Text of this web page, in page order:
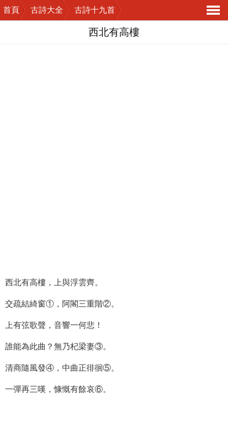
首頁 古詩大全
古詩十九首
導
西北有高樓
西北有高樓，上與浮雲齊。
交疏結綺窗①，阿閣三重階②。
上有弦歌聲，音響一何悲！
誰能為此曲？無乃杞梁妻③。
清商隨風發④，中曲正徘徊⑤。
一彈再三嘆，慷慨有餘哀⑥。